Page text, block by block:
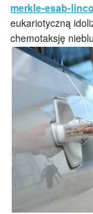
merkle-esab-
eukariotyczną
chemotaksję